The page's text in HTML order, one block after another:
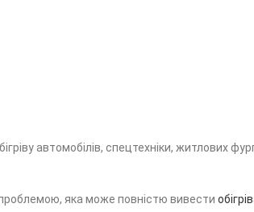
автомобілів, спецтехніки, житлових
яка може повністю вивести